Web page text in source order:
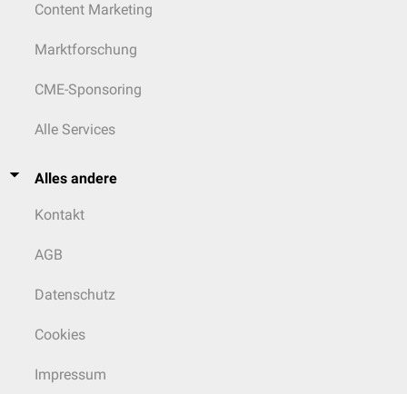
Content Marketing
Marktforschung
CME-Sponsoring
Alle Services
Alles andere
Kontakt
AGB
Datenschutz
Cookies
Impressum